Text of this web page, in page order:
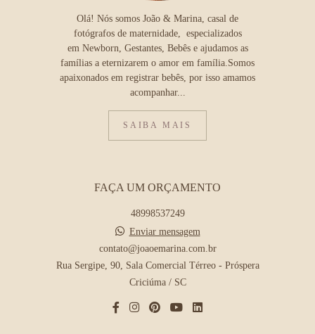
Olá! Nós somos João & Marina, casal de
fotógrafos de maternidade, especializados
em Newborn, Gestantes, Bebês e ajudamos as
famílias a eternizarem o amor em família.Somos
apaixonados em registrar bebês, por isso amamos
acompanhar...
SAIBA MAIS
FAÇA UM ORÇAMENTO
48998537249
Enviar mensagem
contato@joaoemarina.com.br
Rua Sergipe, 90, Sala Comercial Térreo - Próspera
Criciúma / SC